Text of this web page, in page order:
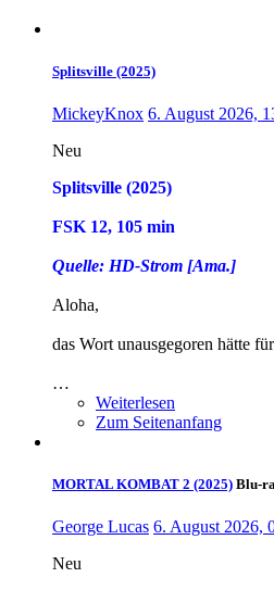
Splitsville (2025)
MickeyKnox 6. August 2026,
Neu
Splitsville (2025)
FSK 12, 105 min
Quelle: HD-Strom [Ama.]
Aloha,
das Wort unausgegoren hätte
…
Weiterlesen
Zum Seitenanfang
MORTAL KOMBAT 2 (2025) Blu-
George Lucas 6. August 2026,
Neu